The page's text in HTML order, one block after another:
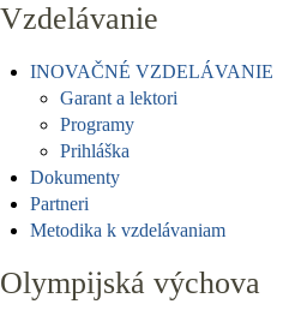
Vzdelávanie
INOVAČNÉ VZDELÁVANIE
Garant a lektori
Programy
Prihláška
Dokumenty
Partneri
Metodika k vzdelávaniam
Olympijská výchova